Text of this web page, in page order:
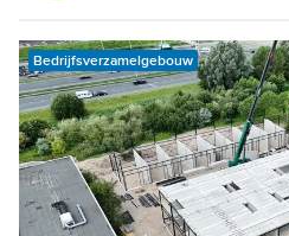
Bedrijfsverzamelgebouw